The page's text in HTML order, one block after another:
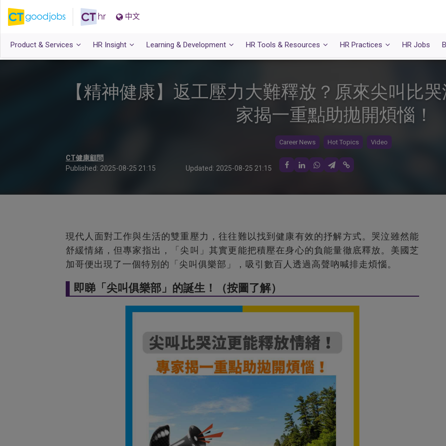
中文
Product & Services HR Insight Learning & Development HR Tools & Resources HR Practices HR Jobs
【精神健康】返工壓力大難釋放？原來尖叫比
家揭一重點助拋開煩惱！
Career News Hot Topics Video
CT健康顧問
Published: 2025-08-25 21:15 Updated: 2025-08-25 21:15
現代人面對工作與生活的雙重壓力，往往難以找到健康有效的抒解方式。哭泣雖然能
舒緩情緒，但專家指出，「尖叫」其實更能把積壓在身心的負能量徹底釋放。美國芝
加哥便出現了一個特別的「尖叫俱樂部」，吸引數百人透過高聲吶喊排走煩惱。
即睇「尖叫俱樂部」的誕生！（按圖了解）